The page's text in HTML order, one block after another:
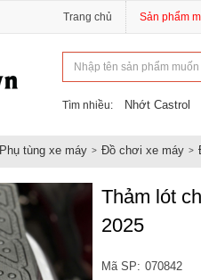
Trang chủ Sản phẩm
Tìm nhiều: Nhớt Castrol
Phụ tùng xe máy Đồ chơi xe máy
Thảm lót
2025
Mã SP: 070842